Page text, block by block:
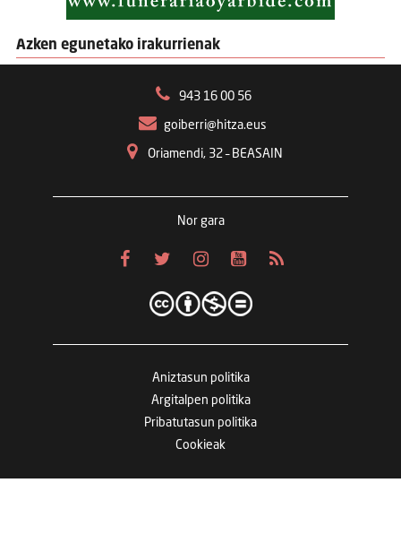
Azken egunetako irakurrienak
943 16 00 56
goiberri@hitza.eus
Oriamendi, 32 – BEASAIN
Nor gara
Aniztasun politika
Argitalpen politika
Pribatutasun politika
Cookieak